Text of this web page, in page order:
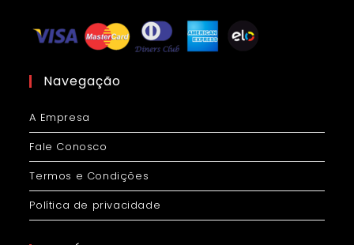
Navegação
A Empresa
Fale Conosco
Termos e Condições
Política de privacidade